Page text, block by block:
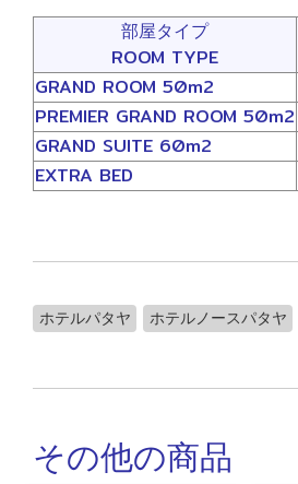
部屋タイプ
ROOM TYPE
GRAND ROOM 50m2
PREMIER GRAND ROOM 50m2
GRAND SUITE 60m2
EXTRA BED
ホテルパタヤ ホテルノースパタヤ
その他の商品